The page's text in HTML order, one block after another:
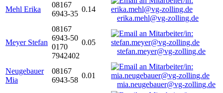
Mehl Erika
08167
6943-35
0.14
erika.mehl@vg-zolling.de
Meyer Stefan
08167
6943-50
0170
7942402
0.05
stefan.meyer@vg-zolling.de
Neugebauer
Mia
08167
6943-58
0.01
mia.neugebauer@vg-zolling.de